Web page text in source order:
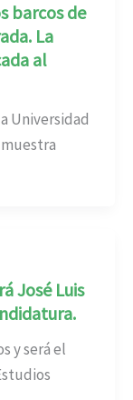
barcos de
La
al
Universidad
José Luis
y será el